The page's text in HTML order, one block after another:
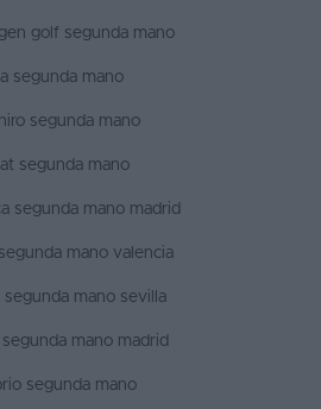
golf segunda mano
segunda mano
segunda mano
segunda mano
segunda mano madrid
mano valencia
segunda mano sevilla
mano madrid
segunda mano